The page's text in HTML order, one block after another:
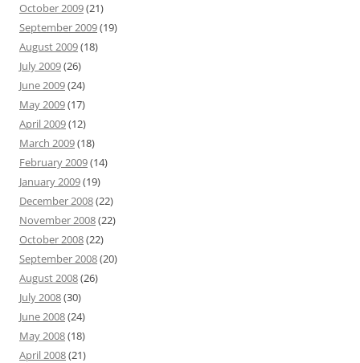
October 2009(21)
September 2009(19)
August 2009(18)
July 2009(26)
June 2009(24)
May 2009(17)
April 2009(12)
March 2009(18)
February 2009(14)
January 2009(19)
December 2008(22)
November 2008(22)
October 2008(22)
September 2008(20)
August 2008(26)
July 2008(30)
June 2008(24)
May 2008(18)
April 2008(21)